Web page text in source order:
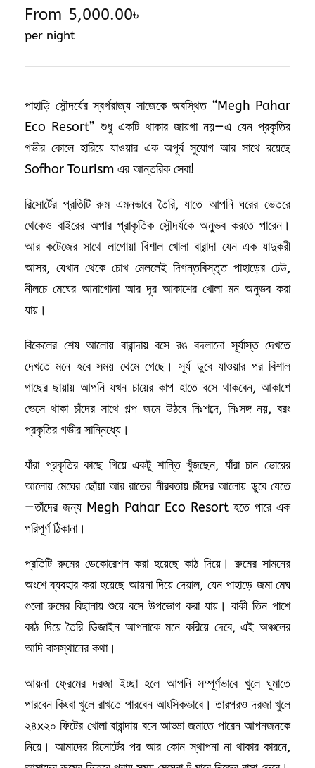
From 5,000.00৳
per night
পাহাড়ি সৌন্দর্যের স্বর্গরাজ্য সাজেকে অবস্থিত “Megh Pahar
Eco Resort” শুধু একটি থাকার জায়গা নয়—এ যেন প্রকৃতির
গভীর কোলে হারিয়ে যাওয়ার এক অপূর্ব সুযোগ আর সাথে রয়েছে
Sofhor Tourism এর আন্তরিক সেবা!
রিসোর্টের প্রতিটি রুম এমনভাবে তৈরি, যাতে আপনি ঘরের ভেতরে
থেকেও বাইরের অপার প্রাকৃতিক সৌন্দর্যকে অনুভব করতে পারেন।
আর কটেজের সাথে লাগোয়া বিশাল খোলা বারান্দা যেন এক যাদুকরী
আসর, যেখান থেকে চোখ মেললেই দিগন্তবিস্তৃত পাহাড়ের ঢেউ,
নীলচে মেঘের আনাগোনা আর দূর আকাশের খোলা মন অনুভব করা
যায়।
বিকেলের শেষ আলোয় বারান্দায় বসে রঙ বদলানো সূর্যাস্ত দেখতে
দেখতে মনে হবে সময় থেমে গেছে। সূর্য ডুবে যাওয়ার পর বিশাল
গাছের ছায়ায় আপনি যখন চায়ের কাপ হাতে বসে থাকবেন, আকাশে
ভেসে থাকা চাঁদের সাথে গল্প জমে উঠবে নিঃশব্দে, নিঃসঙ্গ নয়, বরং
প্রকৃতির গভীর সান্নিধ্যে।
যাঁরা প্রকৃতির কাছে গিয়ে একটু শান্তি খুঁজছেন, যাঁরা চান ভোরের
আলোয় মেঘের ছোঁয়া আর রাতের নীরবতায় চাঁদের আলোয় ডুবে যেতে
—তাঁদের জন্য Megh Pahar Eco Resort হতে পারে এক
পরিপূর্ণ ঠিকানা।
প্রতিটি রুমের ডেকোরেশন করা হয়েছে কাঠ দিয়ে। রুমের সামনের
অংশে ব্যবহার করা হয়েছে আয়না দিয়ে দেয়াল, যেন পাহাড়ে জমা মেঘ
গুলো রুমের বিছানায় শুয়ে বসে উপভোগ করা যায়। বাকী তিন পাশে
কাঠ দিয়ে তৈরি ডিজাইন আপনাকে মনে করিয়ে দেবে, এই অঞ্চলের
আদি বাসস্থানের কথা।
আয়না ফ্রেমের দরজা ইচ্ছা হলে আপনি সম্পূর্ণভাবে খুলে ঘুমাতে
পারবেন কিংবা খুলে রাখতে পারবেন আংসিকভাবে। তারপরও দরজা খুলে
২৪x২০ ফিটের খোলা বারান্দায় বসে আড্ডা জমাতে পারেন আপনজনকে
নিয়ে। আমাদের রিসোর্টের পর আর কোন স্থাপনা না থাকার কারনে,